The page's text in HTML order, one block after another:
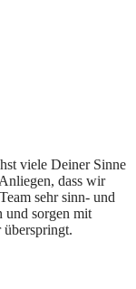
viele Deiner Sinne
dass wir
sehr sinn- und
und sorgen mit
überspringt.